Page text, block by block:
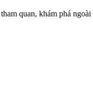
quan, khám phá ngoài